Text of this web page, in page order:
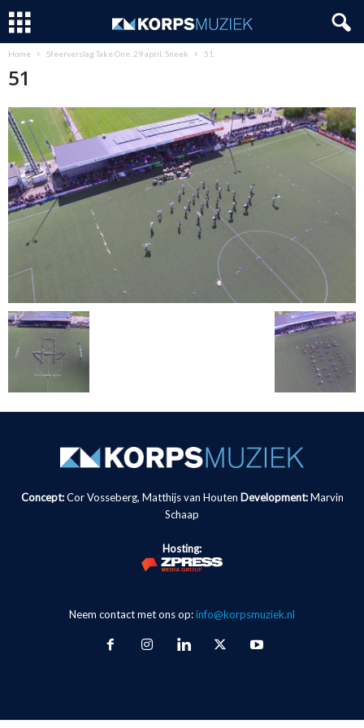
Home Sfeerverslag Take One, 29 april, Sneek 51
51
Concept:Cor Vosseberg, Matthijs van Houten Development: Marvin
Schaap
Hosting:
Neem contact met ons op:info@korpsmuziek.nl